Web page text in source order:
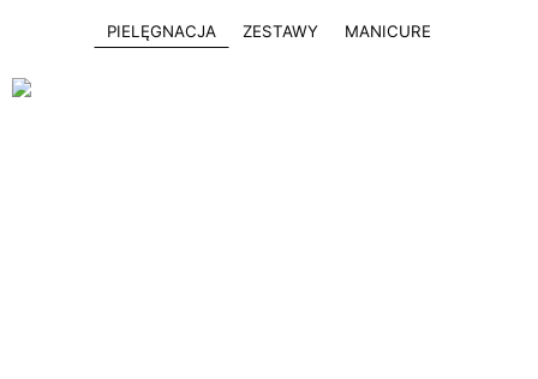
PIELĘGNACJA ZESTAWY MANICURE